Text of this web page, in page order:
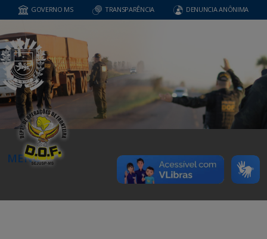
GOVERNO MS TRANSPARÊNCIA DENUNCIA ANÔNIMA
MENU